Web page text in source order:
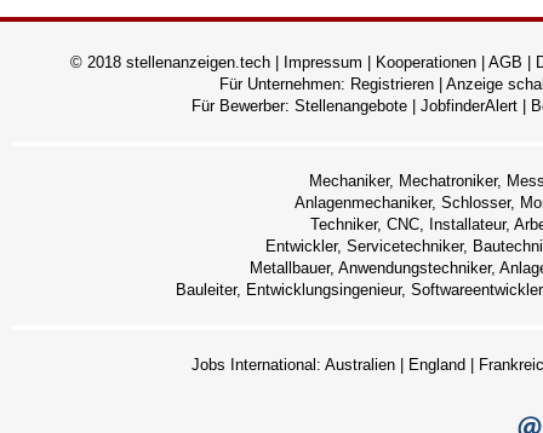
© 2018 stellenanzeigen.tech | Impressum | Kooperationen | AGB |
Für Unternehmen: Registrieren |Anzeige
Für Bewerber:Stellenangebote |JobfinderAlert |
Mechaniker, Mechatroniker,
Anlagenmechaniker, Schlosser,
Techniker, CNC, Installateur,
Entwickler, Servicetechniker,
Metallbauer, Anwendungstechniker,
Bauleiter, Entwicklungsingenieur,
Jobs International: Australien | England |